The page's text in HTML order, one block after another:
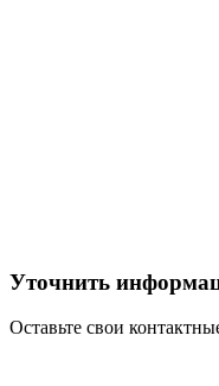
Уточнить
Оставьте свои